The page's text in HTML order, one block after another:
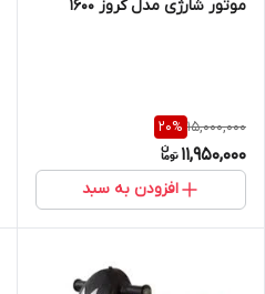
موتور شارژی مدل کروز 1600
15,000,000
20%
11,950,000
افزودن به سبد